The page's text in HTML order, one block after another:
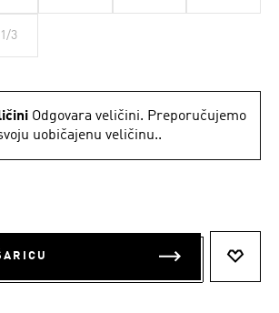
3
Odgovara veličini. Preporučujemo
uobičajenu veličinu..